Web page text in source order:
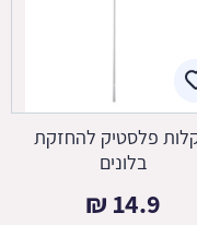
פלסטיק להחזקת
בלונים
14.9
₪